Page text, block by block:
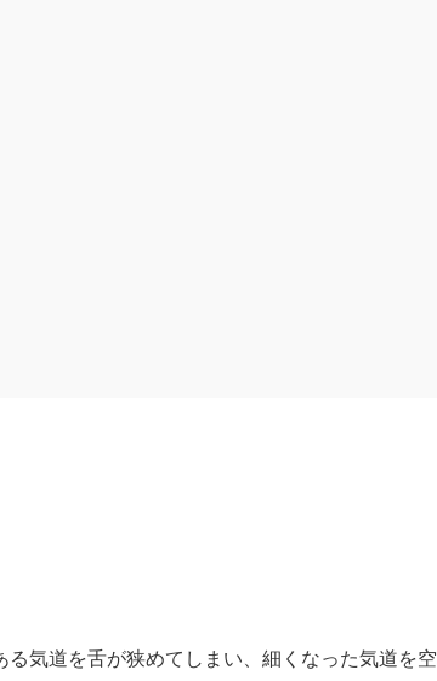
気道を舌が狭めてしまい、細くなった気道を空